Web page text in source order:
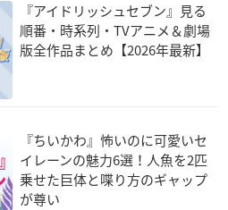
『アイドリッシュセブン』見る
順番・時系列・TVアニメ＆劇場
版全作品まとめ【2026年最新】
『ちいかわ』怖いのに可愛いセ
イレーンの魅力6選！人魚を2匹
乗せた巨体と喋り方のギャップ
が尊い